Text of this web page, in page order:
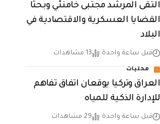
التقى المرشد مجتبى خامنئي وبحثا
القضايا العسكرية والاقتصادية في
البلاد
قبل ساعة واحدة 13 مشاهدات
محليات
العراق وتركيا يوقعان اتفاق تفاهم
للإدارة الذكية للمياه
قبل ساعة واحدة 29 مشاهدات